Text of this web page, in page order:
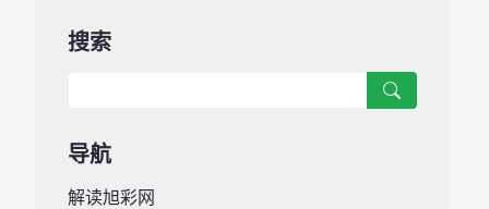
搜索
导航
解读旭彩网